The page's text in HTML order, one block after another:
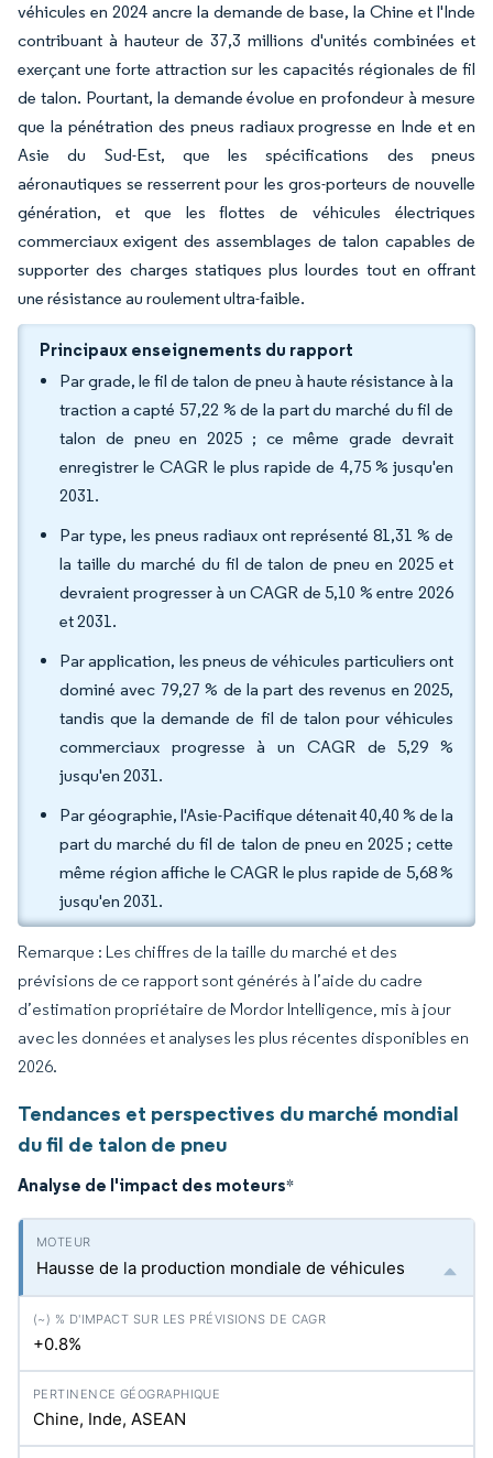
véhicules en 2024 ancre la demande de base, la Chine et l'Inde
contribuant à hauteur de 37,3 millions d'unités combinées et
exerçant une forte attraction sur les capacités régionales de fil
de talon. Pourtant, la demande évolue en profondeur à mesure
que la pénétration des pneus radiaux progresse en Inde et en
Asie du Sud-Est, que les spécifications des pneus
aéronautiques se resserrent pour les gros-porteurs de nouvelle
génération, et que les flottes de véhicules électriques
commerciaux exigent des assemblages de talon capables de
supporter des charges statiques plus lourdes tout en offrant
une résistance au roulement ultra-faible.
Principaux enseignements du rapport
Par grade, le fil de talon de pneu à haute résistance à la
traction a capté 57,22 % de la part du marché du fil de
talon de pneu en 2025 ; ce même grade devrait
enregistrer le CAGR le plus rapide de 4,75 % jusqu'en
2031.
Par type, les pneus radiaux ont représenté 81,31 % de
la taille du marché du fil de talon de pneu en 2025 et
devraient progresser à un CAGR de 5,10 % entre 2026
et 2031.
Par application, les pneus de véhicules particuliers ont
dominé avec 79,27 % de la part des revenus en 2025,
tandis que la demande de fil de talon pour véhicules
commerciaux progresse à un CAGR de 5,29 %
jusqu'en 2031.
Par géographie, l'Asie-Pacifique détenait 40,40 % de la
part du marché du fil de talon de pneu en 2025 ; cette
même région affiche le CAGR le plus rapide de 5,68 %
jusqu'en 2031.
Remarque : Les chiffres de la taille du marché et des
prévisions de ce rapport sont générés à l’aide du cadre
d’estimation propriétaire de Mordor Intelligence, mis à jour
avec les données et analyses les plus récentes disponibles en
2026.
Tendances et perspectives du marché mondial
du fil de talon de pneu
Analyse de l'impact des moteurs*
Hausse de la production mondiale de véhicules
+0.8%
Chine, Inde, ASEAN